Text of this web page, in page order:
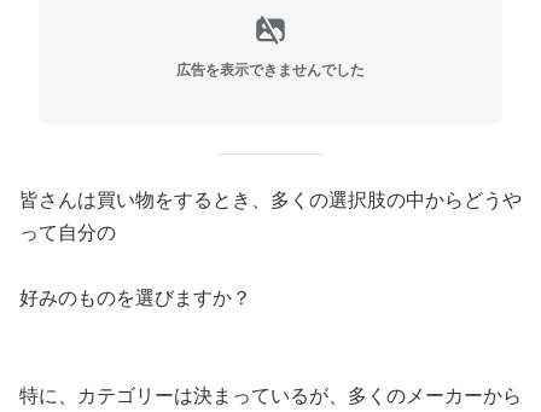
広告を表示できませんでした
皆さんは買い物をするとき、多くの選択肢の中からどうや
って自分の
好みのものを選びますか？
特に、カテゴリーは決まっているが、多くのメーカーから